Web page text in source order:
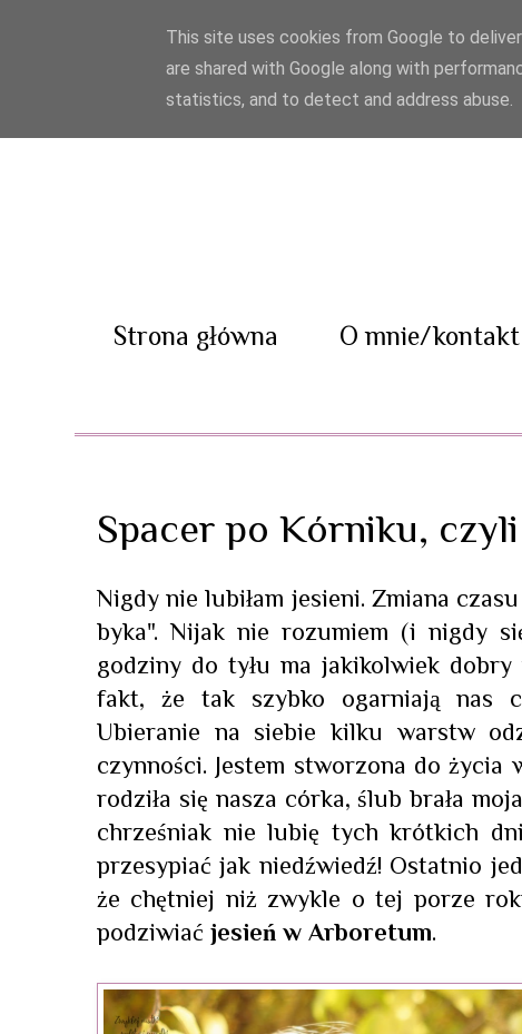
Strona główna O mnie/kontakt
Spacer po Kórniku,
Nigdy nie lubiłam jesieni. Zmiana
byka". Nijak nie rozumiem (i nigdy
godziny do tyłu ma jakikolwiek
fakt, że tak szybko ogarniają nas
Ubieranie na siebie kilku warstw
czynności. Jestem stworzona do życia
rodziła się nasza córka, ślub brała
chrześniak nie lubię tych krótkich
przesypiać jak niedźwiedź! Ostatnio
że chętniej niż zwykle o tej porze
podziwiać jesień w Arboretum.
This site uses cookies from Google to
are shared with Google along with
statistics, and to detect and address abuse.